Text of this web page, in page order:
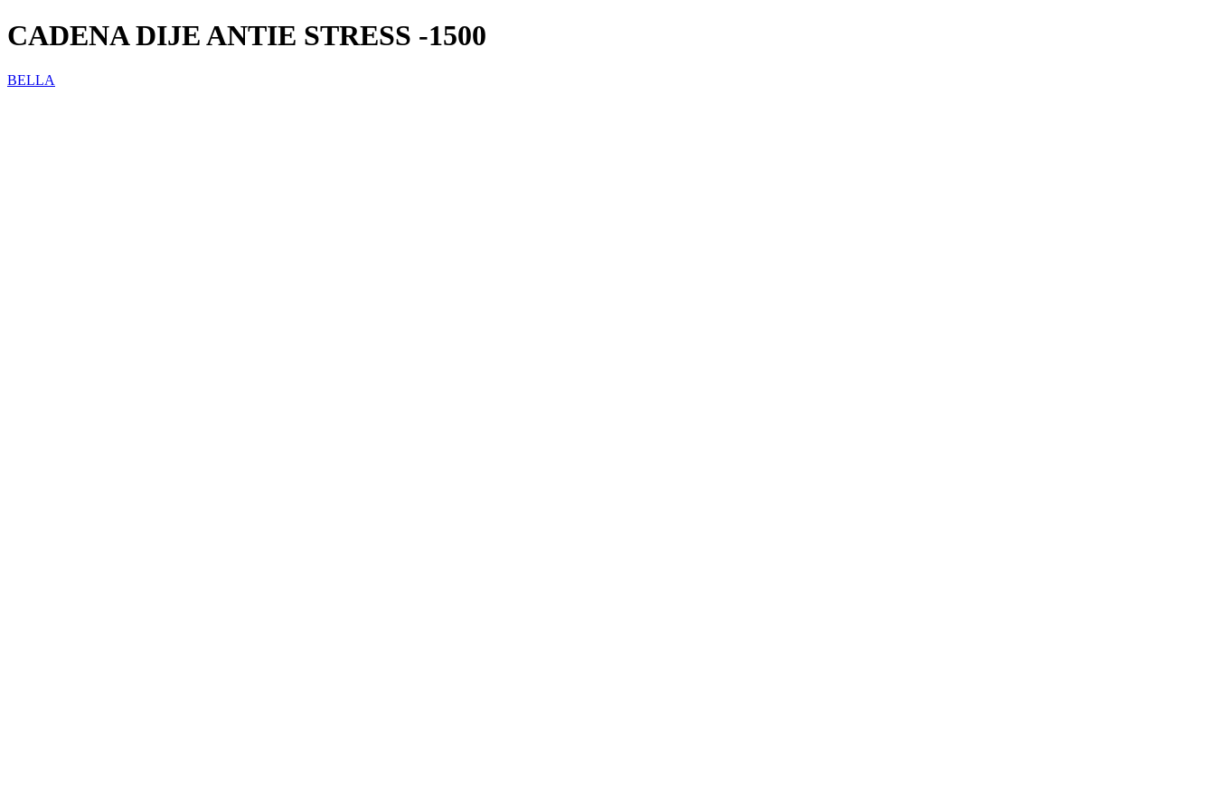
CADENA DIJE ANTIE STRESS -1500
BELLA